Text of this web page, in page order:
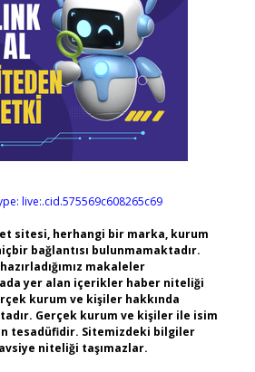
live:.cid.575569c608265c69
sitesi, herhangi bir marka, kurum
bağlantısı bulunmamaktadır.
makaleler
yer alan içerikler haber niteliği
kurum ve kişiler hakkında
Gerçek kurum ve kişiler ile isim
tesadüfidir. Sitemizdeki bilgiler
niteliği taşımazlar.